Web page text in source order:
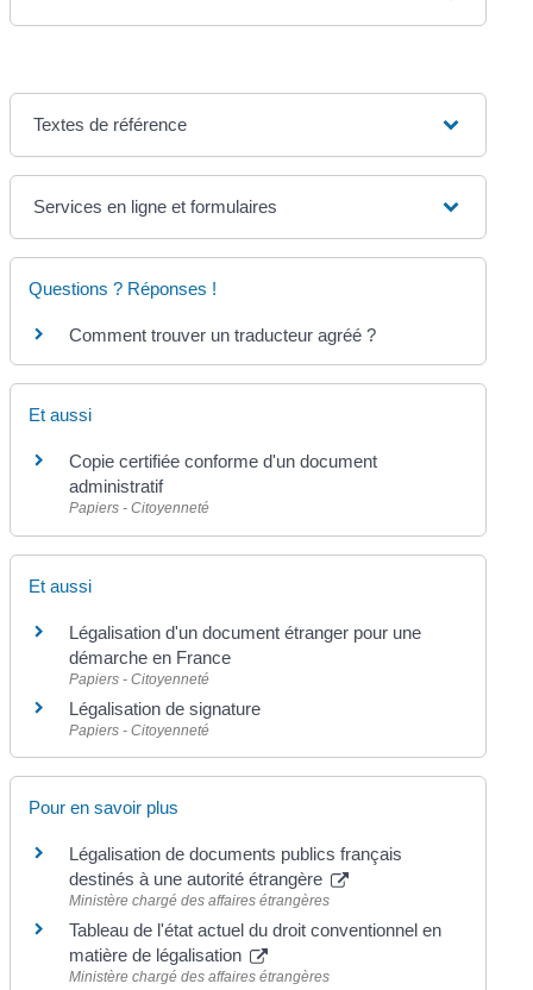
Textes de référence
Services en ligne et formulaires
Questions ? Réponses !
Comment trouver un traducteur agréé ?
Et aussi
Copie certifiée conforme d'un document
administratif
Papiers - Citoyenneté
Et aussi
Légalisation d'un document étranger pour une
démarche en France
Papiers - Citoyenneté
Légalisation de signature
Papiers - Citoyenneté
Pour en savoir plus
Légalisation de documents publics français
destinés à une autorité étrangère
Ministère chargé des affaires étrangères
Tableau de l'état actuel du droit conventionnel en
matière de légalisation
Ministère chargé des affaires étrangères